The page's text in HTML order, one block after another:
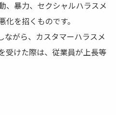
暴力、セクシャルハラスメ
を招くものです。
がら、カスタマーハラスメ
受けた際は、従業員が上長等